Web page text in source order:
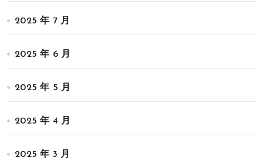
2025 年 7 月
2025 年 6 月
2025 年 5 月
2025 年 4 月
2025 年 3 月